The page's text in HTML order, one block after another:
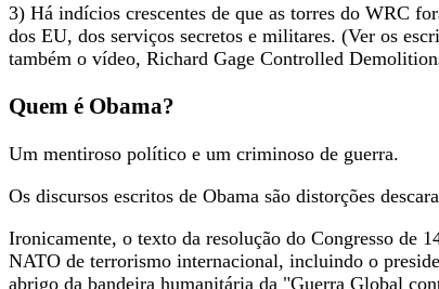
3) Há indícios crescentes de que as torres do WRC
dos EU, dos serviços secretos e militares. (Ver os
também o vídeo, Richard Gage Controlled
Quem é Obama?
Um mentiroso político e um criminoso de guerra.
Os discursos escritos de Obama são distorções
Ironicamente, o texto da resolução do Congresso de
NATO de terrorismo internacional, incluindo o
abrigo da bandeira humanitária da "Guerra Global